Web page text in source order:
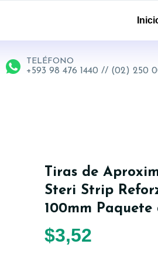
TELÉFONO
+593 98 476 1440 // (02) 250
Tiras de
Steri Strip
100mm Paquete
$3,52